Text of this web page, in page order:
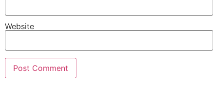
Website